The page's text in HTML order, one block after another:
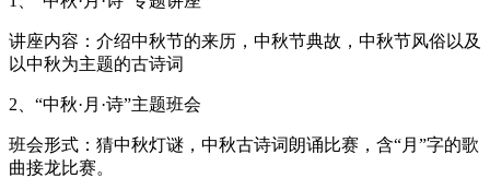
讲座内容：介绍中秋节的来历，中秋节典故，中秋节风俗以及
以中秋为主题的古诗词
2、“中秋·月·诗”主题班会
班会形式：猜中秋灯谜，中秋古诗词朗诵比赛，含“月”字的歌
曲接龙比赛。